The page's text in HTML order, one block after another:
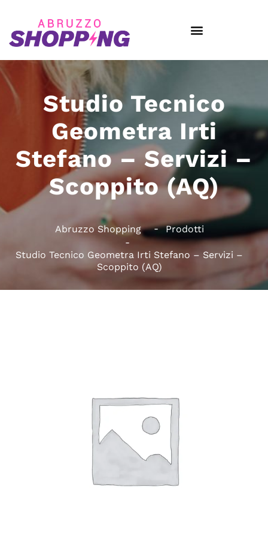
Studio Tecnico
Geometra Irti
Stefano – Servizi –
Scoppito (AQ)
Abruzzo Shopping Prodotti
Studio Tecnico Geometra Irti Stefano – Servizi –
Scoppito (AQ)